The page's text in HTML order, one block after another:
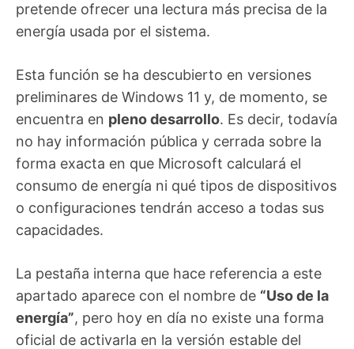
pretende ofrecer una lectura más precisa de la
energía usada por el sistema.
Esta función se ha descubierto en versiones
preliminares de Windows 11 y, de momento, se
encuentra en pleno desarrollo. Es decir, todavía
no hay información pública y cerrada sobre la
forma exacta en que Microsoft calculará el
consumo de energía ni qué tipos de dispositivos
o configuraciones tendrán acceso a todas sus
capacidades.
La pestaña interna que hace referencia a este
apartado aparece con el nombre de “Uso de la
energía”, pero hoy en día no existe una forma
oficial de activarla en la versión estable del